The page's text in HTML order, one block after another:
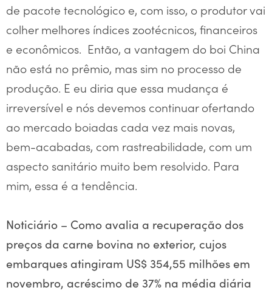
de pacote tecnológico e, com isso, o produtor vai
colher melhores índices zootécnicos, financeiros
e econômicos. Então, a vantagem do boi China
não está no prêmio, mas sim no processo de
produção. E eu diria que essa mudança é
irreversível e nós devemos continuar ofertando
ao mercado boiadas cada vez mais novas,
bem-acabadas, com rastreabilidade, com um
aspecto sanitário muito bem resolvido. Para
mim, essa é a tendência.
Noticiário – Como avalia a recuperação dos
preços da carne bovina no exterior, cujos
embarques atingiram US$ 354,55 milhões em
novembro, acréscimo de 37% na média diária